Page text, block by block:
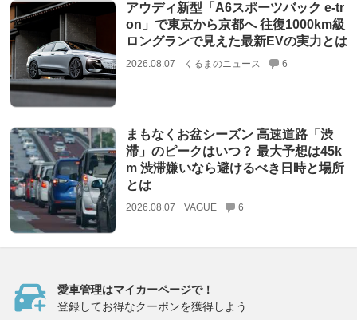
アウディ新型「A6スポーツバック e-tr
on」で東京から京都へ 往復1000km級
ロングランで見えた最新EVの実力とは
2026.08.07 くるまのニュース 6
まもなくお盆シーズン 高速道路「渋
滞」のピークはいつ？ 最大予想は45k
m 渋滞嫌いなら避けるべき日時と場所
とは
2026.08.07 VAGUE 6
愛車管理はマイカーページで！
登録してお得なクーポンを獲得しよう